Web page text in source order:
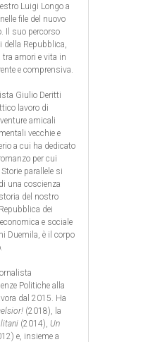
Luigi Longo a
file del nuovo
Il suo percorso
Repubblica,
tra amori e vita in
e comprensiva.
Giulio Deritti
lavoro di
amicali
vecchie e
a cui ha dedicato
per cui
parallele si
una coscienza
del nostro
dei
e sociale
Duemila, è il corpo
Politiche alla
dal 2015. Ha
(2018), la
(2014), Un
e, insieme a